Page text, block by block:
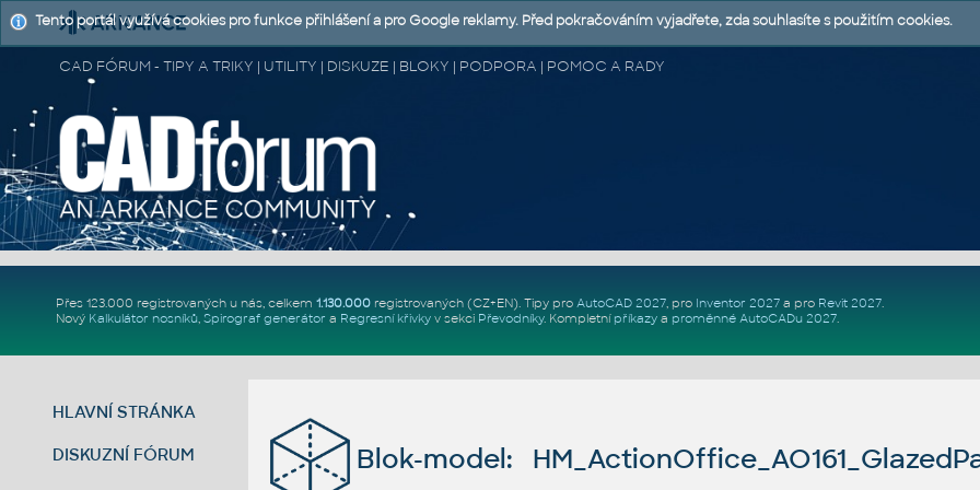
CAD FÓRUM - TIPY A TRIKY | UTILITY | DISKUZE | BLOKY | PODPORA | POMOC A RADY
Přes 123.000 registrovaných u nás, celkem 1.130.000registrovaných (CZ+EN). Tipy pro AutoCAD 2027, pro Inventor 2027a pro Revit 2027.
Nový Kalkulátor nosníků, Spirograf generátor a Regresní křivkyv sekci Převodníky. Kompletní příkazya proměnné AutoCADu 2027.
HLAVNÍ STRÁNKA
DISKUZNÍ FÓRUM Blok-model:
Tento portál využívá cookies pro funkce přihlášení a pro Google reklamy. Před pokračováním vyjadřete, zda souhlasíte s použitím cookies.